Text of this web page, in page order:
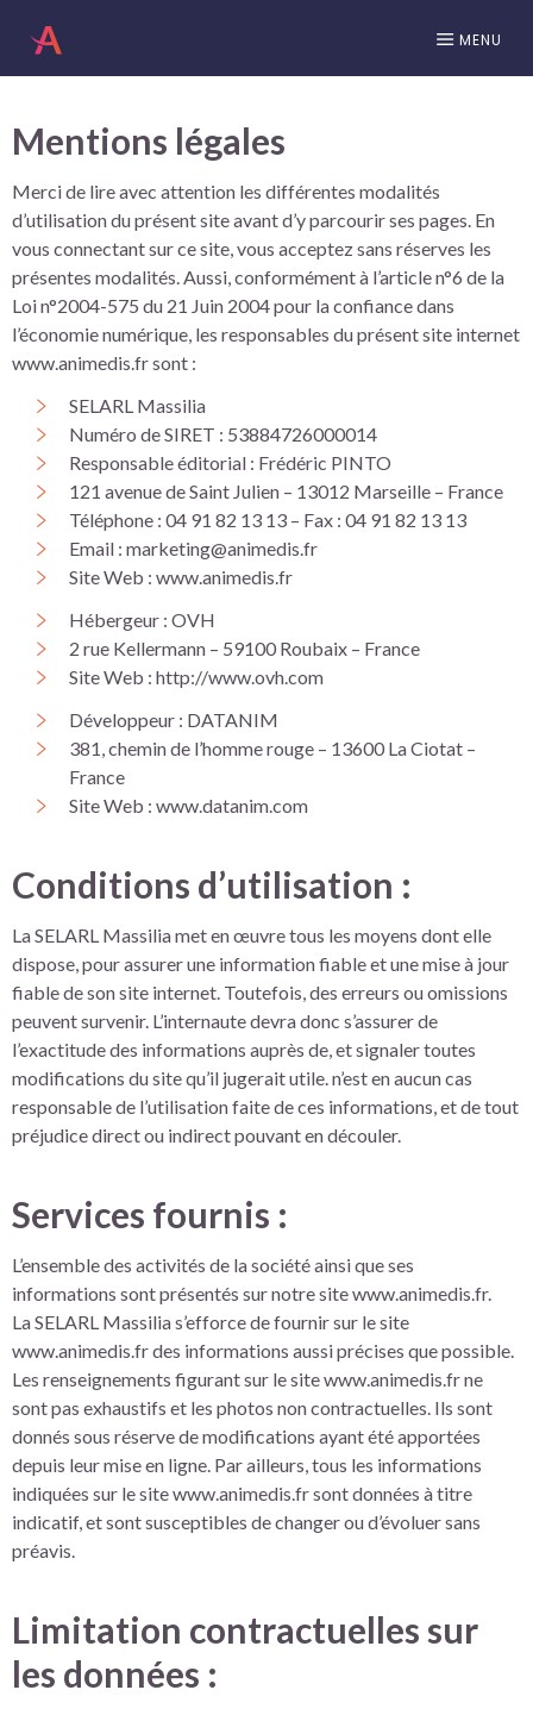
MENU
Mentions légales
Merci de lire avec attention les différentes modalités
d’utilisation du présent site avant d’y parcourir ses pages. En
vous connectant sur ce site, vous acceptez sans réserves les
présentes modalités. Aussi, conformément à l’article n°6 de la
Loi n°2004-575 du 21 Juin 2004 pour la confiance dans
l’économie numérique, les responsables du présent site internet
www.animedis.fr sont :
SELARL Massilia
Numéro de SIRET : 53884726000014
Responsable éditorial : Frédéric PINTO
121 avenue de Saint Julien – 13012 Marseille – France
Téléphone : 04 91 82 13 13 – Fax : 04 91 82 13 13
Email : marketing@animedis.fr
Site Web : www.animedis.fr
Hébergeur : OVH
2 rue Kellermann – 59100 Roubaix – France
Site Web : http://www.ovh.com
Développeur : DATANIM
381, chemin de l’homme rouge – 13600 La Ciotat –
France
Site Web : www.datanim.com
Conditions d’utilisation :
La SELARL Massilia met en œuvre tous les moyens dont elle
dispose, pour assurer une information fiable et une mise à jour
fiable de son site internet. Toutefois, des erreurs ou omissions
peuvent survenir. L’internaute devra donc s’assurer de
l’exactitude des informations auprès de, et signaler toutes
modifications du site qu’il jugerait utile. n’est en aucun cas
responsable de l’utilisation faite de ces informations, et de tout
préjudice direct ou indirect pouvant en découler.
Services fournis :
L’ensemble des activités de la société ainsi que ses
informations sont présentés sur notre site www.animedis.fr.
La SELARL Massilia s’efforce de fournir sur le site
www.animedis.fr des informations aussi précises que possible.
Les renseignements figurant sur le site www.animedis.fr ne
sont pas exhaustifs et les photos non contractuelles. Ils sont
donnés sous réserve de modifications ayant été apportées
depuis leur mise en ligne. Par ailleurs, tous les informations
indiquées sur le site www.animedis.fr sont données à titre
indicatif, et sont susceptibles de changer ou d’évoluer sans
préavis.
Limitation contractuelles sur
les données :